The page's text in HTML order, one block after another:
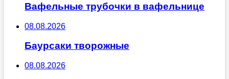
Вафельные трубочки в вафельнице
08.08.2026
Баурсаки творожные
08.08.2026